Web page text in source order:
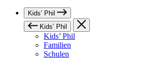
Kids’ Phil
Kids’ Phil
Kids’ Phil
Familien
Schulen